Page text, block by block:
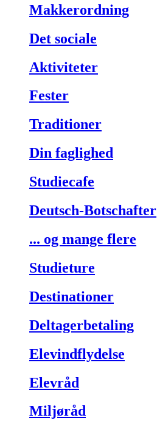
Makkerordning
Det sociale
Aktiviteter
Fester
Traditioner
Din faglighed
Studiecafe
Deutsch-Botschafter
... og mange flere
Studieture
Destinationer
Deltagerbetaling
Elevindflydelse
Elevråd
Miljøråd